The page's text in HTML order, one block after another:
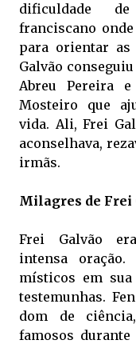
dificuldade
franciscano
para orientar
Galvão
Abreu Pereira
Mosteiro que
vida. Ali, Frei
aconselhava,
irmãs.
Milagres de Frei
Frei Galvão
intensa
místicos em
testemunhas.
dom de
famosos